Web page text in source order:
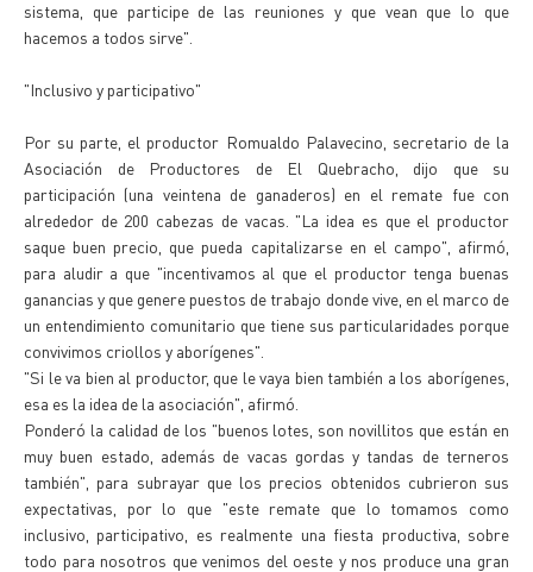
sistema, que participe de las reuniones y que vean que lo que
hacemos a todos sirve".
"Inclusivo y participativo"
Por su parte, el productor Romualdo Palavecino, secretario de la
Asociación de Productores de El Quebracho, dijo que su
participación (una veintena de ganaderos) en el remate fue con
alrededor de 200 cabezas de vacas. "La idea es que el productor
saque buen precio, que pueda capitalizarse en el campo", afirmó,
para aludir a que "incentivamos al que el productor tenga buenas
ganancias y que genere puestos de trabajo donde vive, en el marco de
un entendimiento comunitario que tiene sus particularidades porque
convivimos criollos y aborígenes".
"Si le va bien al productor, que le vaya bien también a los aborígenes,
esa es la idea de la asociación", afirmó.
Ponderó la calidad de los "buenos lotes, son novillitos que están en
muy buen estado, además de vacas gordas y tandas de terneros
también", para subrayar que los precios obtenidos cubrieron sus
expectativas, por lo que "este remate que lo tomamos como
inclusivo, participativo, es realmente una fiesta productiva, sobre
todo para nosotros que venimos del oeste y nos produce una gran